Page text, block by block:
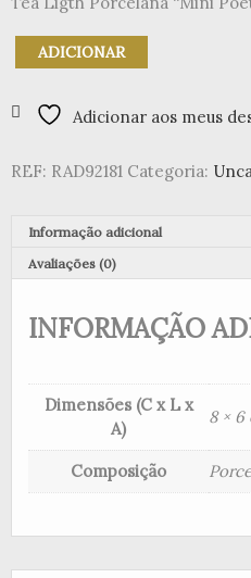
Quantidade
de
Ligth
anjinhos
pq.
ADICIONAR
Adicionar aos meus
REF: RAD92181 Categoria:
Informação adicional
Avaliações (0)
INFORMAÇÃO
Dimensões (C x L x
A)
8 × 6
Composição